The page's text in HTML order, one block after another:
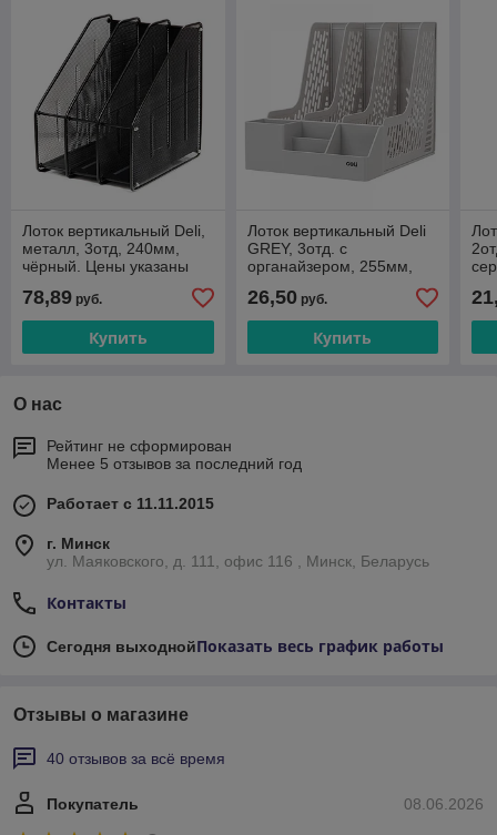
Лоток вертикальный Deli,
металл, 3отд, 240мм,
чёрный. Цены указаны
78,89 руб.
Купить
Лоток вертикальный Deli
GREY, 3отд. с
органайзером, 255мм,
НДС 20%
26,50руб.
Купить
О нас
Рейтинг не сформирован
Менее 5 отзывов за последний год
Работает с 11.11.2015
г. Минск
ул. Маяковского, д. 111, офис 116 , Минск, Беларусь
Контакты
Сегодня выходнойПоказать весь график работы
Отзывы о магазине
40 отзывов за всё время
08.06.2026
Покупатель